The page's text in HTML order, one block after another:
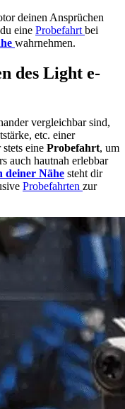
deinen Ansprüchen
eine Probefahrt bei
wahrnehmen.
des Light e-
vergleichbar sind,
etc. einer
eine Probefahrt, um
auch hautnah erlebbar
deiner Nähe steht dir
Probefahrten zur